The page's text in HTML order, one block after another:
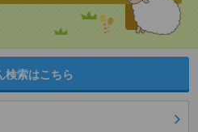
検索はこちら